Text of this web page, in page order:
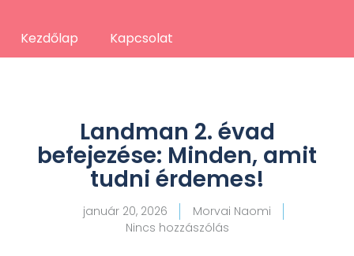
Kezdőlap Kapcsolat
Landman 2. évad
befejezése: Minden, amit
tudni érdemes!
január 20, 2026
Morvai Naomi
Nincs hozzászólás